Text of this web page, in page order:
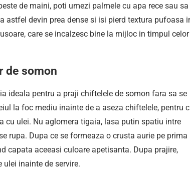
de maini, poti umezi palmele cu apa rece sau sa
astfel devin prea dense si isi pierd textura pufoasa
care se incalzesc bine la mijloc in timpul celor
de somon
ideala pentru a praji chiftelele de somon fara sa se
la foc mediu inainte de a aseza chiftelele, pentru
cu ulei. Nu aglomera tigaia, lasa putin spatiu intre
rupa. Dupa ce se formeaza o crusta aurie pe prima
capata aceeasi culoare apetisanta. Dupa prajire,
ulei inainte de servire.